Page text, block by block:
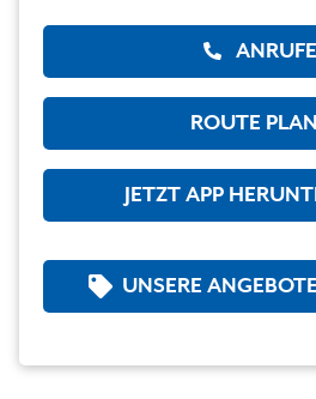
ROUTE
JETZT APP
UNSERE